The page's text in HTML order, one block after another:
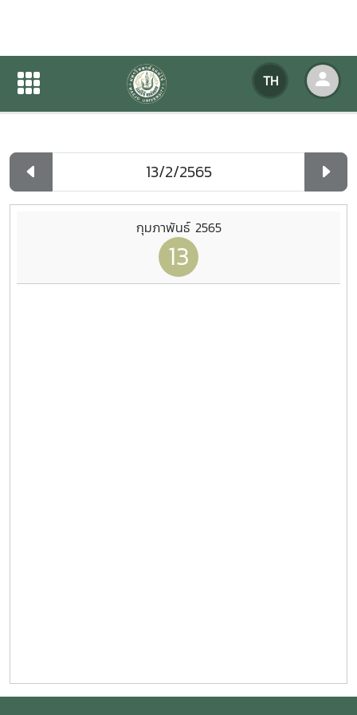
TH
ปฏิทินกิจกรรมของหน่วยงาน
ปฏิทินกิจกรรมของหน่วยงาน
กุมภาพันธ์ 2565
13